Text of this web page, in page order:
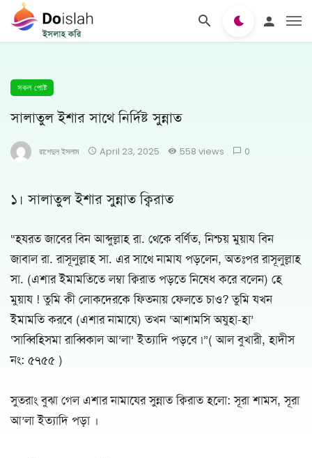
সকল পোষ্ট
সালাতুল ইশার সাথে নির্দিষ্ট সুন্নাত
রাশেদুল ইসলাম April 23, 2025 558 views 0
১। সালাতুল ইশার সুন্নাত ক্বিরাত
“হযরত জাবের বিন আব্দুল্লাহ রা. থেকে বর্ণিত, নিশ্চয় মুয়ায বিন
জাবাল রা. রাসূলুল্লাহ সা. এর সাথে নামায পড়লেন, অতঃপর রাসূলুল্লাহ
সা. (এশার ইমামতিতে লম্বা ক্বিরাত পড়তে নিষেধ করে বলেন) হে
মুয়ায ! তুমি কী লোকদেরকে ফিতনায় ফেলতে চাও? তুমি যখন
ইমামতি করবে (এশার নামাযে) তখন ‘আশামসি অযুহা-হা’
‘সাব্বিহিসমা রাব্বিকাল আ’লা’ ইত্যাদি পড়বে ৷”( আল বুখারী, হাদীস
নং: ৫৭৫৫ )
সুতরাং বুঝা গেল এশার নামাযের সুন্নাত ক্বিরাত হলো: সূরা শামস, সূরা
আ’লা ইত্যাদি পড়া ।